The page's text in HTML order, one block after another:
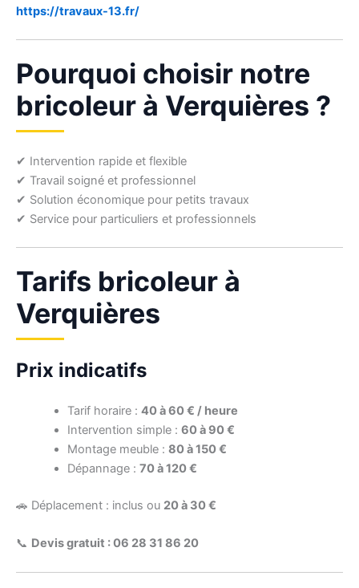
https://travaux-13.fr/
Pourquoi choisir notre
bricoleur à Verquières ?
✔ Intervention rapide et flexible
✔ Travail soigné et professionnel
✔ Solution économique pour petits travaux
✔ Service pour particuliers et professionnels
Tarifs bricoleur à
Verquières
Prix indicatifs
Tarif horaire : 40 à 60 € / heure
Intervention simple : 60 à 90 €
Montage meuble : 80 à 150 €
Dépannage : 70 à 120 €
🚗 Déplacement : inclus ou 20 à 30 €
📞 Devis gratuit : 06 28 31 86 20